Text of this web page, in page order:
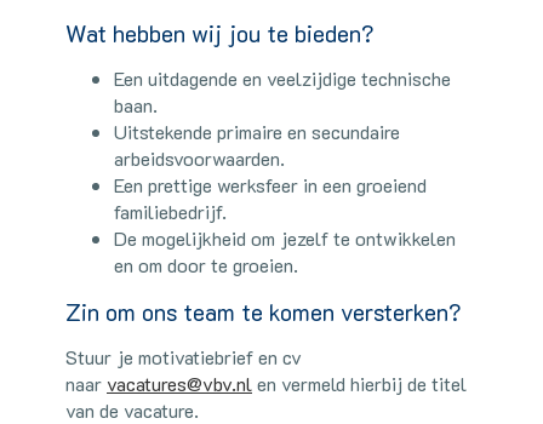
Wat hebben wij jou te bieden?
Een uitdagende en veelzijdige technische
baan.
Uitstekende primaire en secundaire
arbeidsvoorwaarden.
Een prettige werksfeer in een groeiend
familiebedrijf.
De mogelijkheid om jezelf te ontwikkelen
en om door te groeien.
Zin om ons team te komen versterken?
Stuur je motivatiebrief en cv
naar vacatures@vbv.nlen vermeld hierbij de titel
van de vacature.